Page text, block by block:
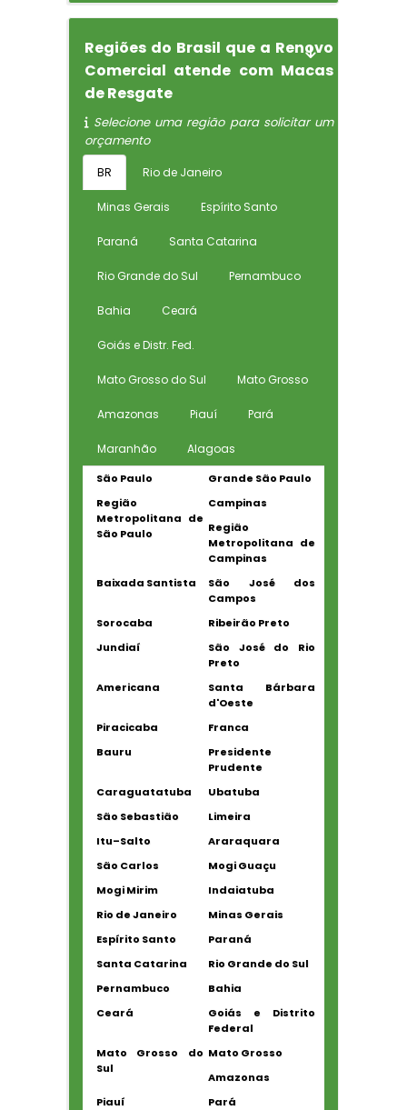
Regiões do Brasil que a Renovo
Comercial atende com Macas
de Resgate
Selecione uma região para solicitar um
orçamento
BR Rio de Janeiro
Minas Gerais Espírito Santo
Paraná Santa Catarina
Rio Grande do Sul Pernambuco
Bahia Ceará
Goiás e Distr. Fed.
Mato Grosso do Sul Mato Grosso
Amazonas Piauí Pará
Maranhão Alagoas
São Paulo
Grande São Paulo
Região
Metropolitana de
São Paulo
Campinas
Região
Metropolitana de
Campinas
Baixada Santista
São José dos
Campos
Sorocaba
Ribeirão Preto
Jundiaí
São José do Rio
Preto
Americana
Santa Bárbara
d'Oeste
Piracicaba
Franca
Bauru
Presidente
Prudente
Caraguatatuba
Ubatuba
São Sebastião
Limeira
Itu–Salto
Araraquara
São Carlos
Mogi Guaçu
Mogi Mirim
Indaiatuba
Rio de Janeiro
Minas Gerais
Espírito Santo
Paraná
Santa Catarina
Rio Grande do Sul
Pernambuco
Bahia
Ceará
Goiás e Distrito
Federal
Mato Grosso do
Sul
Mato Grosso
Amazonas
Piauí
Pará